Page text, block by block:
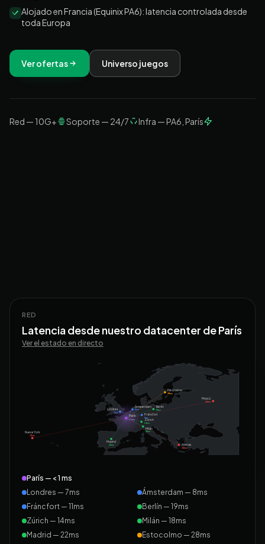
Alojado en Francia (Equinix PA6): latencia controlada desde
toda Europa
Ver ofertas Universo juegos
Red — 10G+ Soporte — 24/7 Infra — PA6, París
RED
Latencia desde nuestro datacenter de París
Ver el estado en directo
París
< 1 ms
Londres
7ms
Ámsterdam
8ms
Fráncfort
11ms
Berlín
19ms
Zúrich
14ms
Milán
18ms
Madrid
22ms
Estocolmo
28ms
Atenas
42ms
Moscú
55ms
Nueva York
78ms
París — < 1 ms
Londres — 7ms
Ámsterdam — 8ms
Fráncfort — 11ms
Berlín — 19ms
Zúrich — 14ms
Milán — 18ms
Madrid — 22ms
Estocolmo — 28ms